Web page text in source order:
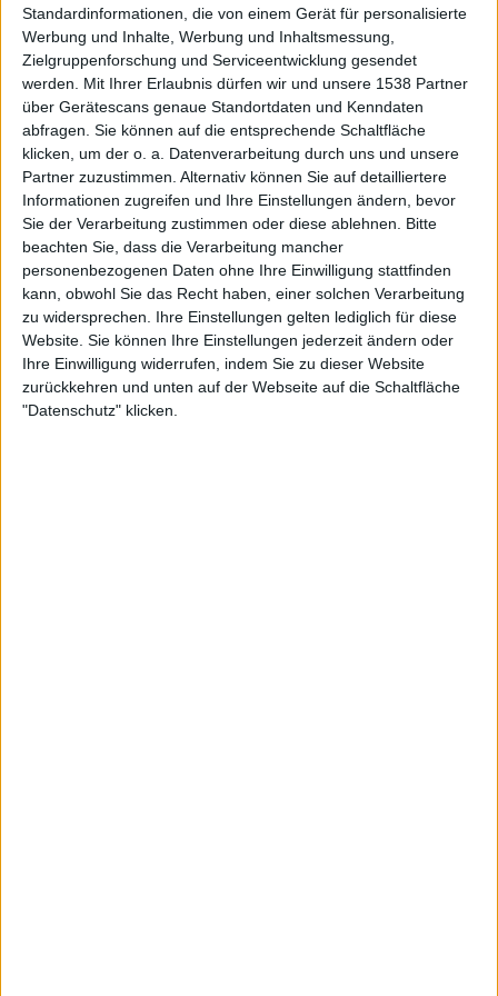
Standardinformationen, die von einem Gerät für personalisierte
Werbung und Inhalte, Werbung und Inhaltsmessung,
Zielgruppenforschung und Serviceentwicklung gesendet
werden.
Mit Ihrer Erlaubnis dürfen wir und unsere 1538 Partner
über Gerätescans genaue Standortdaten und Kenndaten
abfragen. Sie können auf die entsprechende Schaltfläche
klicken, um der o. a. Datenverarbeitung durch uns und unsere
Partner zuzustimmen. Alternativ können Sie auf detailliertere
Informationen zugreifen und Ihre Einstellungen ändern, bevor
Sie der Verarbeitung zustimmen oder diese ablehnen.
Bitte
beachten Sie, dass die Verarbeitung mancher
personenbezogenen Daten ohne Ihre Einwilligung stattfinden
kann, obwohl Sie das Recht haben, einer solchen Verarbeitung
zu widersprechen. Ihre Einstellungen gelten lediglich für diese
Website. Sie können Ihre Einstellungen jederzeit ändern oder
Ihre Einwilligung widerrufen, indem Sie zu dieser Website
zurückkehren und unten auf der Webseite auf die Schaltfläche
"Datenschutz" klicken.
bietet beispielsweise trotz bombastischer Keyboard-
Untermalung und ausschweifender Lead-Melodien
ordentlich Nackenfutter und bricht zwischendurch sogar
kurzzeitig in brutales Tech-Death-Geprügel aus. Auch
„Saccharine Subjugation“ kommt mit einer gesunden
Todesblei-Schlagseite daher und im mächtigen Refrain
fühlt man sich gar ein wenig anSULPHUR AEONerinnert.
Bei „Imperious Sanguine Eroticism“ klingt nicht nur der
Songtitel schwer nach Gothic, auch musikalisch haben sich
STORMKEEP für die melancholische Nummer offenbar von
Truppen wieANATHEMA ,MOONSPELLund sogarMY
DYING BRIDEinspirieren lassen. Besonders Isaac Faulk
glänzt hier mit seinem starken Wechselgesang, während
die stellenweise an DEAD CAN DANCE erinnernden
Keyboards die düster-melancholische Atmosphäre
untermauern.